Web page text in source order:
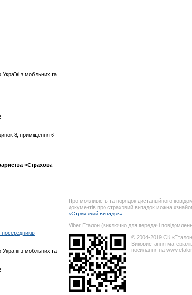
з мобільних та
8, приміщення 6
«Страхова
з мобільних та
Про можливість та порядок дистанційного
документів про страховий випадок можна
«Страховий випадок»
Viber Еталон (виключно для передачі
© 2004-2019 СК
Використання
посилання на